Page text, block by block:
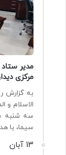
مدیر
مرکزی
به گزارش
الاسلام و
سه شنبه
سیما، با
13 آبان